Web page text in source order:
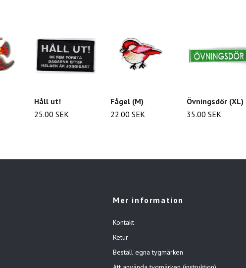
Håll ut!
25.00 SEK
Fågel (M)
22.00 SEK
Övningsdör (XL)
35.00 SEK
Mer information
Kontakt
Retur
Beställ egna tygmärken